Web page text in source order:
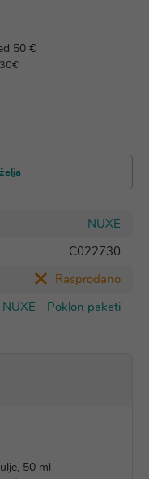
50 €
NUXE
C022730
Rasprodano
NUXE - Poklon paketi
50 ml